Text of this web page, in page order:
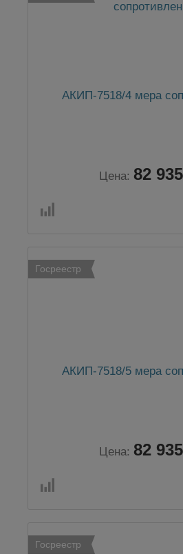
АКИП-7518/4 мера
Цена: 82 935
Госреестр
АКИП-7518/5 мера
Цена: 82 935
Госреестр